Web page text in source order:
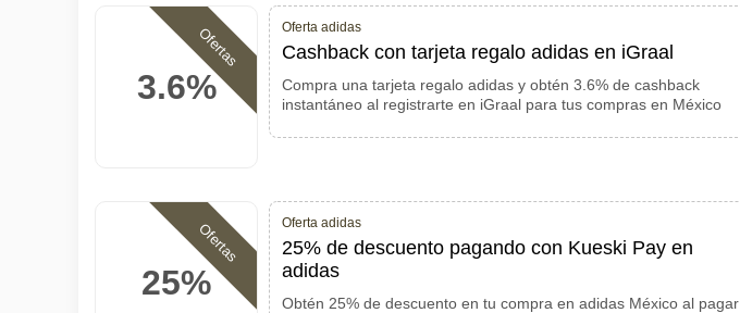
3.6%
Ofertas Oferta adidas
Cashback con tarjeta regalo adidas en iGraal
Compra una tarjeta regalo adidas y obtén 3.6% de cashback
instantáneo al registrarte en iGraal para tus compras en México
25%
Ofertas Oferta adidas
25% de descuento pagando con Kueski Pay en
adidas
Obtén 25% de descuento en tu compra en adidas México al pagar